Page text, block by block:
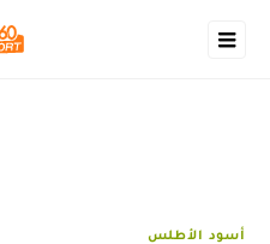
أسود الأطلس